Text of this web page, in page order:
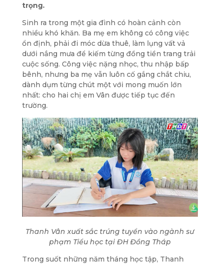
trọng.
Sinh ra trong một gia đình có hoàn cảnh còn
nhiều khó khăn. Ba mẹ em không có công việc
ổn định, phải đi móc dừa thuê, làm lụng vất vả
dưới nắng mưa để kiếm từng đồng tiền trang trải
cuộc sống. Công việc nặng nhọc, thu nhập bấp
bênh, nhưng ba mẹ vẫn luôn cố gắng chắt chiu,
dành dụm từng chút một với mong muốn lớn
nhất: cho hai chị em Vân được tiếp tục đến
trường.
Thanh Vân xuất sắc trúng tuyển vào ngành sư
phạm Tiểu học tại ĐH Đồng Tháp
Trong suốt những năm tháng học tập, Thanh